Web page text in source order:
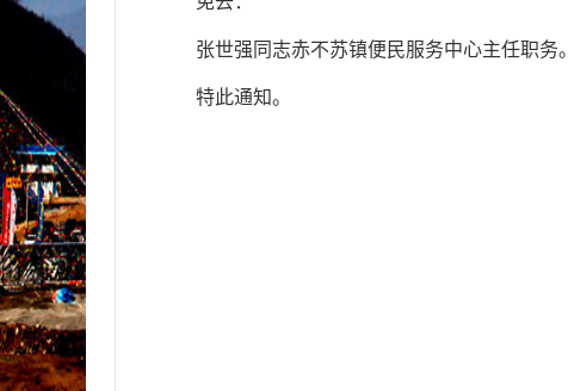
张世强同志赤不苏镇便民服务中心主任职务。
特此通知。